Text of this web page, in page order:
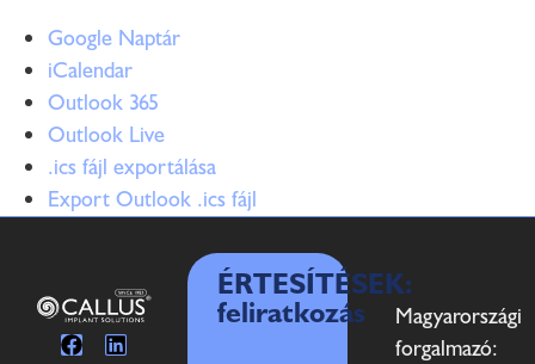
Google Naptár
iCalendar
Outlook 365
Outlook Live
.ics fájl exportálása
Export Outlook .ics fájl
ÉRTESÍTÉSEK:
feliratkozás
Magyarországi
forgalmazó: